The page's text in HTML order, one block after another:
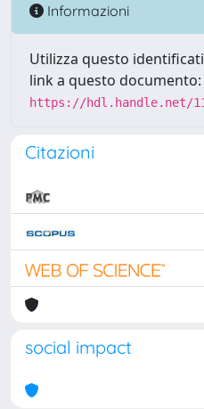
Informazioni
Utilizza questo
link a questo documento:
https://hdl.handle.net/
Citazioni
social impact